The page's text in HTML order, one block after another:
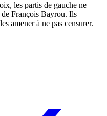
les partis de gauche ne
de François Bayrou. Ils
amener à ne pas censurer.